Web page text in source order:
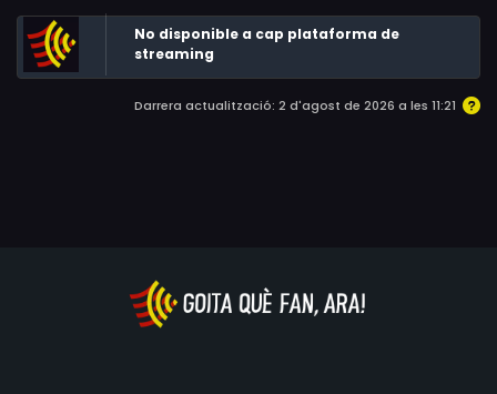
Charney, Luigi Faccuito, Diki Lerner, Harry Wilson
No disponible a cap plataforma de
streaming
Darrera actualització: 2 d'agost de 2026 a les 11:21